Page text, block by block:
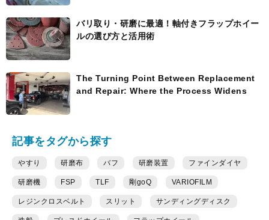
バリ取り・研磨に最適！軸付きフラップホイー
ルの選び方と活用術
The Turning Point Between Replacement
and Repair: Where the Process Widens
記事をタグから探す
やすり 研磨布 バフ 研磨装置 ファインダイヤ
研磨機 FSP TLF 剛goQ VARIOFILM
レジンクロスベルト スリット サンディングディスク